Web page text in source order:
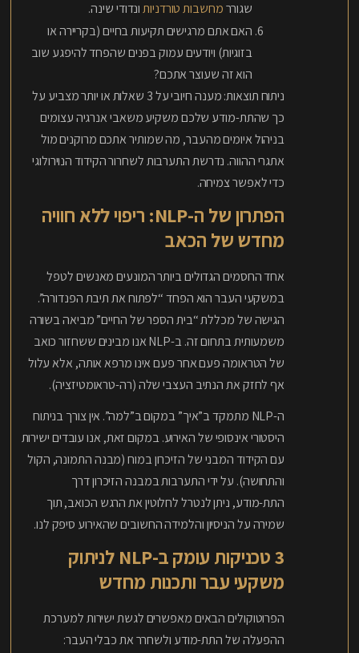
שגוררמחשבות טורדניותונדודי שינה.
האם אתם מרגישים תקיעות בחיים (בקריירה או
בזוגיות) ויודעים עמוק בפנים שהפחד להיפגע שוב
הוא זה שעוצר אתכם?
ניתוח תוצאות: מענה חיובי על 3 שאלות או יותר מצביע על
כך שהתת-מודע שלכם משקיע משאבי אנרגיה עצומים
בניהול איומים מהעבר, מה שמותיר אתכם מרוקנים מול
אתגרי ההווה. נדרשת התערבות לשחרור הקידוד הנוירולוגי
כדי לאפשר צמיחה.
הפתרון של ה-NLP: ריפוי ללא חוויה
מחדש של הכאב
אחד החסמים הגדולים ביותר המונעים מאנשים לטפל
במשקעי העבר הוא הפחד “לפתוח את תיבת הפנדורה”.
הגישה של מכללת “בית הספר של החיים” מביאה בשורה
משמעותית בתחום זה. ב-NLP אנו מבינים ששחזור כואב
של הטראומה פעם אחר פעם אינו מרפא אותה, אלא עלול
אף לחזק את הנתיב העצבי שלה (רה-טראומטיזציה).
ה-NLP מתמקד ב”איך” במקום ב”למה”. אין צורך בניתוח
היסטורי אינסופי של האירוע. במקום זאת, אנו עובדים ישירות
עם הקידוד המבני של הזיכרון במוח (מבנה התמונה, הקול
והתחושה). על ידי התערבות במבנה הזיכרון דרך
התת-מודע, ניתן לנטרל לחלוטין את הרגש הכואב, תוך
שמירה על הניסיון והלמידה החשובים שהאירוע סיפק לנו.
3 טכניקות עומק ב-NLP לניתוק
משקעי עבר ותכנות מחדש
הפרוטוקולים הבאים מאפשרים לגשת ישירות למערכת
ההפעלה של התת-מודע ולשחרר את כבלי העבר: